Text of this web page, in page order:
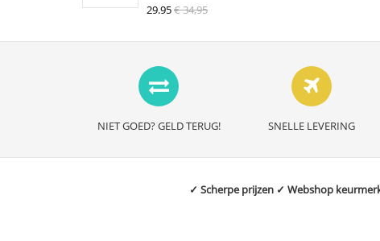
29.95€ 34,95
NIET GOED? GELD TERUG! SNELLE LEVERING
✓ Scherpe prijzen ✓ Webshop